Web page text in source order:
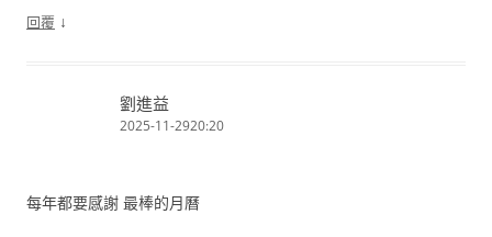
回覆 ↓
劉進益
2025-11-2920:20
每年都要感謝 最棒的月曆